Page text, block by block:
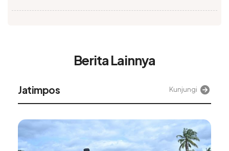
Berita Lainnya
Alinea Kunjungi